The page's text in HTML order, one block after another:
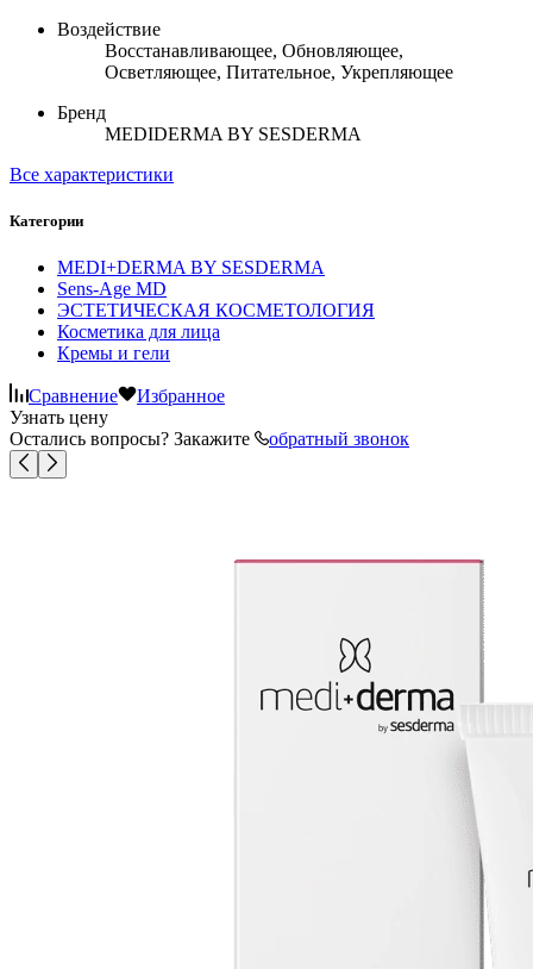
Воздействие
Восстанавливающее, Обновляющее,
Осветляющее, Питательное, Укрепляющее
Бренд
MEDIDERMA BY SESDERMA
Все характеристики
Категории
MEDI+DERMA BY SESDERMA
Sens-Age MD
ЭСТЕТИЧЕСКАЯ КОСМЕТОЛОГИЯ
Косметика для лица
Кремы и гели
Сравнение
Избранное
Узнать цену
Остались вопросы? Закажите
обратный звонок